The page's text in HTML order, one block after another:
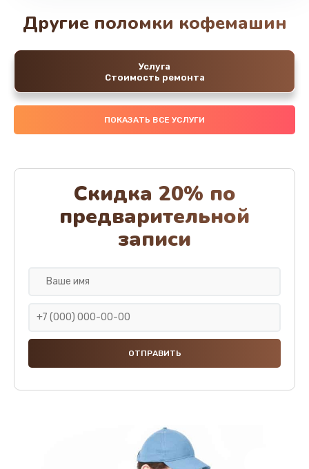
Другие поломки кофемашин
Услуга
Стоимость ремонта
ПОКАЗАТЬ ВСЕ УСЛУГИ
Скидка 20% по
предварительной
записи